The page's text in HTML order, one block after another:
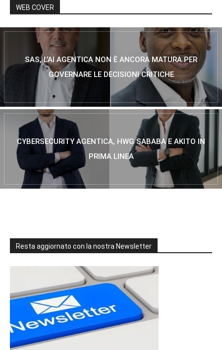
WEB COVER
SAS, L’AI AGENTICA NON È ANCORA MATURA PER
GOVERNARE LE DECISIONI CRITICHE
CYBERSECURITY AGENTICA, HWG SABABA E AKITO IN
PRIMA LINEA
Resta aggiornato con la nostra Newsletter